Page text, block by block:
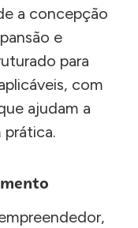
a concepção
e
para
com
ajudam a